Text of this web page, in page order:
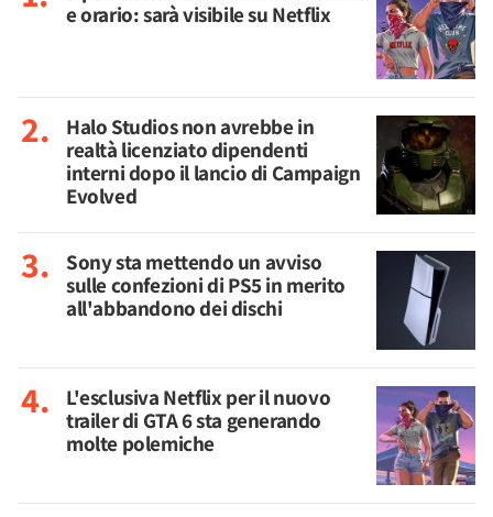
e orario: sarà visibile su Netflix
Halo Studios non avrebbe in
realtà licenziato dipendenti
interni dopo il lancio di Campaign
Evolved
Sony sta mettendo un avviso
sulle confezioni di PS5 in merito
all'abbandono dei dischi
L'esclusiva Netflix per il nuovo
trailer di GTA 6 sta generando
molte polemiche